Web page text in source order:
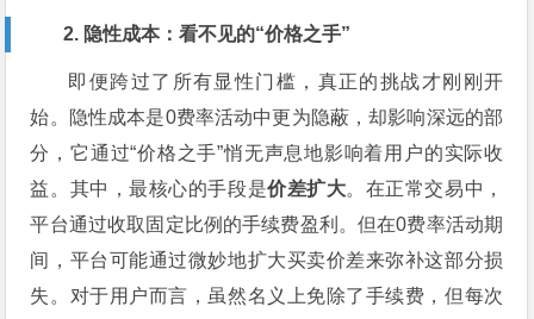
2. 隐性成本：看不见的“价格之手”
即便跨过了所有显性门槛，真正的挑战才刚刚开
始。隐性成本是0费率活动中更为隐蔽，却影响深远的部
分，它通过“价格之手”悄无声息地影响着用户的实际收
益。其中，最核心的手段是价差扩大。在正常交易中，
平台通过收取固定比例的手续费盈利。但在0费率活动期
间，平台可能通过微妙地扩大买卖价差来弥补这部分损
失。对于用户而言，虽然名义上免除了手续费，但每次